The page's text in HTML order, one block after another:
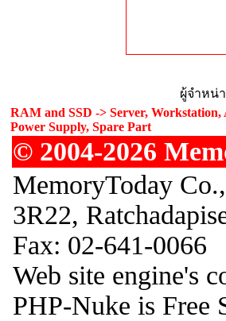
ผู้จำหน่า
RAM and SSD -> Server, Workstation,
Power Supply, Spare Part
© 2004-2026
MemoryToday
3R22,
Fax: 02-641-0066
Web site engine's
PHP-Nuke is Free